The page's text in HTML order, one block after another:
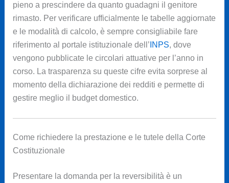
pieno a prescindere da quanto guadagni il genitore
rimasto. Per verificare ufficialmente le tabelle aggiornate
e le modalità di calcolo, è sempre consigliabile fare
riferimento al portale istituzionale dell’ INPS, dove
vengono pubblicate le circolari attuative per l’anno in
corso. La trasparenza su queste cifre evita sorprese al
momento della dichiarazione dei redditi e permette di
gestire meglio il budget domestico.
Come richiedere la prestazione e le tutele della Corte
Costituzionale
Presentare la domanda per la reversibilità è un